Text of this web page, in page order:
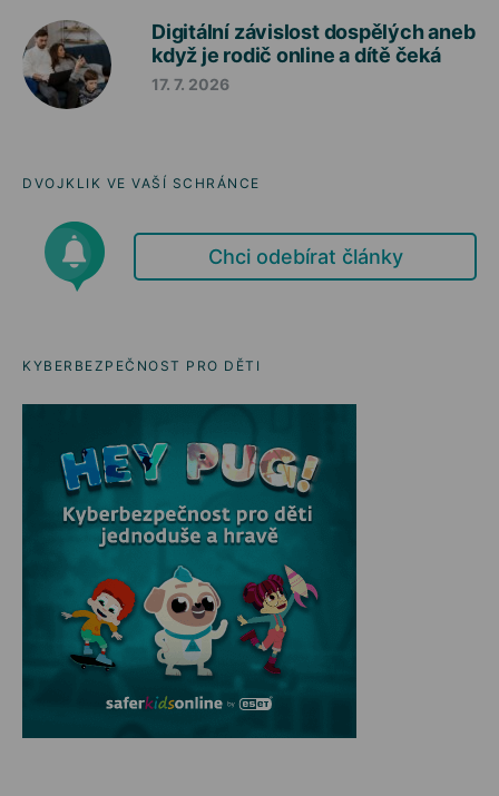
Digitální závislost dospělých aneb
když je rodič online a dítě čeká
17. 7. 2026
DVOJKLIK VE VAŠÍ SCHRÁNCE
Chci odebírat články
KYBERBEZPEČNOST PRO DĚTI